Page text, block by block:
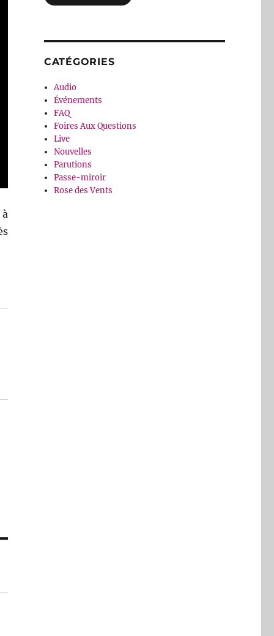
CATÉGORIES
Audio
Événements
FAQ
Foires Aux Questions
Live
Nouvelles
Parutions
Passe-miroir
Rose des Vents